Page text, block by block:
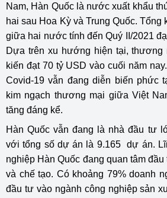
Nam, Hàn Quốc là nước xuất khẩu
hai sau Hoa Kỳ và Trung Quốc.
giữa hai nước tính đến Quý II/2021
Dựa trên xu hướng hiện tại,
kiến đạt 70 tỷ USD vào cuối năm
Covid-19 vẫn đang diễn biến phức
kim ngạch thương mại giữa Việt
tăng đáng kể.
Hàn Quốc vẫn đang là nhà đầu tư
với tổng số dự án là 9.165 dự án.
nghiệp Hàn Quốc đang quan tâm
và chế tạo. Có khoảng 79% doanh
đầu tư vào ngành công nghiệp sản